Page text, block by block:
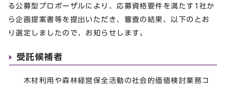
る公募型プロポーザルにより、応募資格要件を満たす1社か
ら企画提案書等を提出いただき、審査の結果、以下のとお
り選定しましたので、お知らせします。
受託候補者
木材利用や森林経営保全活動の社会的価値検討業務コ